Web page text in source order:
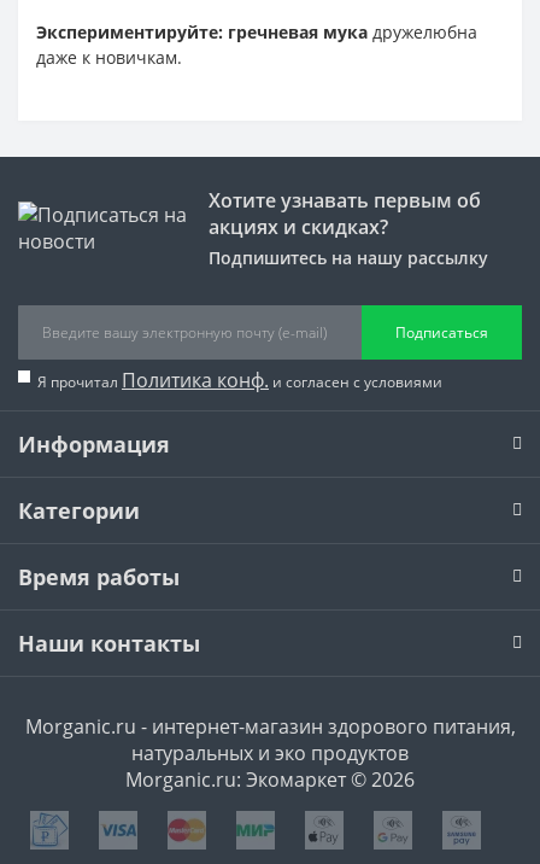
Экспериментируйте: гречневая мука дружелюбна
даже к новичкам.
Хотите узнавать первым об
акциях и скидках?
Подпишитесь на нашу рассылку
Подписаться
Я прочитал Политика конф. и согласен с условиями
Информация
Категории
Время работы
Наши контакты
Morganic.ru - интернет-магазин здорового питания,
натуральных и эко продуктов
Morganic.ru: Экомаркет © 2026